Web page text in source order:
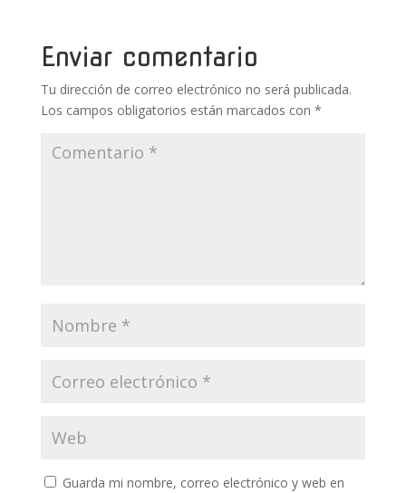
o
k p r
Enviar comentario
Tu dirección de correo electrónico no será publicada.
Los campos obligatorios están marcados con *
Guarda mi nombre, correo electrónico y web en